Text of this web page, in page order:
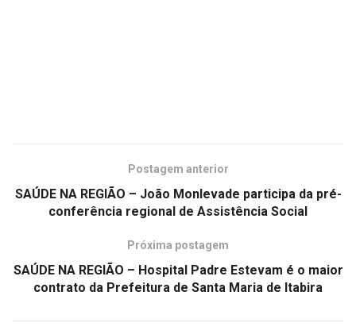
Postagem anterior
SAÚDE NA REGIÃO – João Monlevade participa da pré-
conferência regional de Assistência Social
Próxima postagem
SAÚDE NA REGIÃO – Hospital Padre Estevam é o maior
contrato da Prefeitura de Santa Maria de Itabira